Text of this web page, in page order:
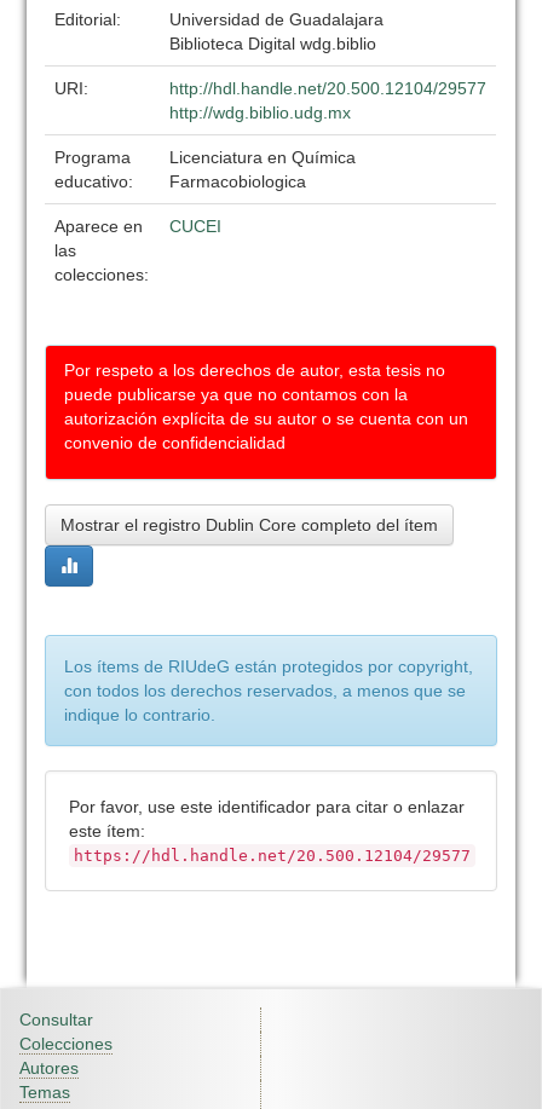
Editorial:
Universidad de Guadalajara
Biblioteca Digital wdg.biblio
URI:
http://hdl.handle.net/20.500.12104/29577
http://wdg.biblio.udg.mx
Programa
educativo:
Licenciatura en Química
Farmacobiologica
Aparece en
las
colecciones:
CUCEI
Por respeto a los derechos de autor, esta tesis no
puede publicarse ya que no contamos con la
autorización explícita de su autor o se cuenta con un
convenio de confidencialidad
Mostrar el registro Dublin Core completo del ítem
Los ítems de RIUdeG están protegidos por copyright,
con todos los derechos reservados, a menos que se
indique lo contrario.
Por favor, use este identificador para citar o enlazar
este ítem:
https://hdl.handle.net/20.500.12104/29577
Consultar
Colecciones
Autores
Temas